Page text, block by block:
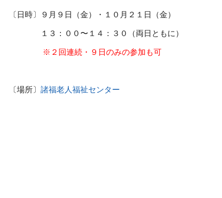
〔日時〕９月９日（金）・１０月２１日（金）
１３：００〜１４：３０（両日ともに）
※２回連続・９日のみの参加も可
〔場所〕 諸福老人福祉センター